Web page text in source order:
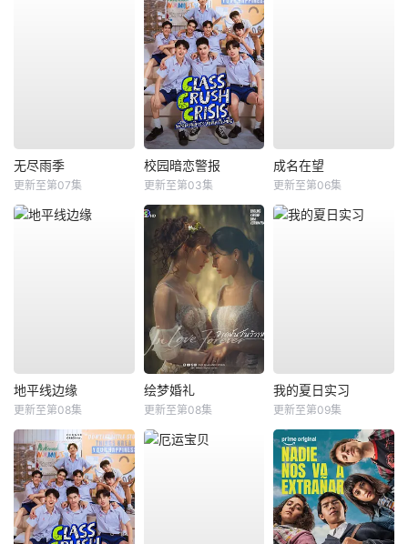
无尽雨季
更新至第07集
校园暗恋警报
更新至第03集
成名在望
更新至第06集
地平线边缘
更新至第08集
绘梦婚礼
更新至第08集
我的夏日实习
更新至第09集